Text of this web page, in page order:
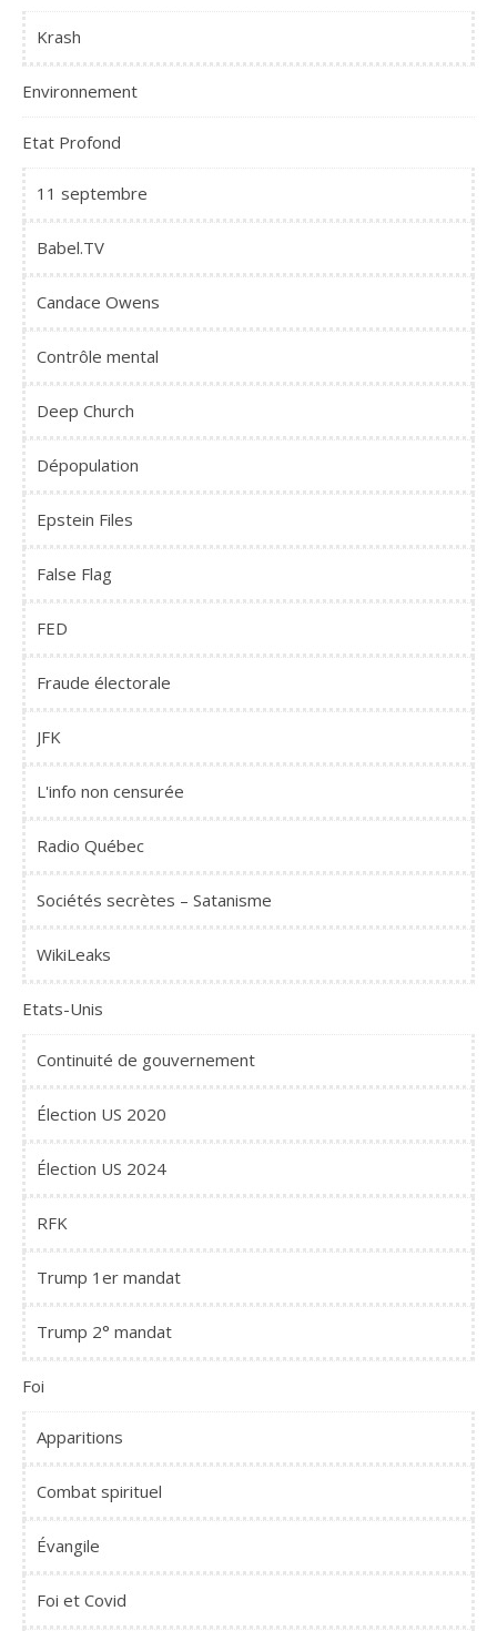
Krash
Environnement
Etat Profond
11 septembre
Babel.TV
Candace Owens
Contrôle mental
Deep Church
Dépopulation
Epstein Files
False Flag
FED
Fraude électorale
JFK
L'info non censurée
Radio Québec
Sociétés secrètes – Satanisme
WikiLeaks
Etats-Unis
Continuité de gouvernement
Élection US 2020
Élection US 2024
RFK
Trump 1er mandat
Trump 2° mandat
Foi
Apparitions
Combat spirituel
Évangile
Foi et Covid